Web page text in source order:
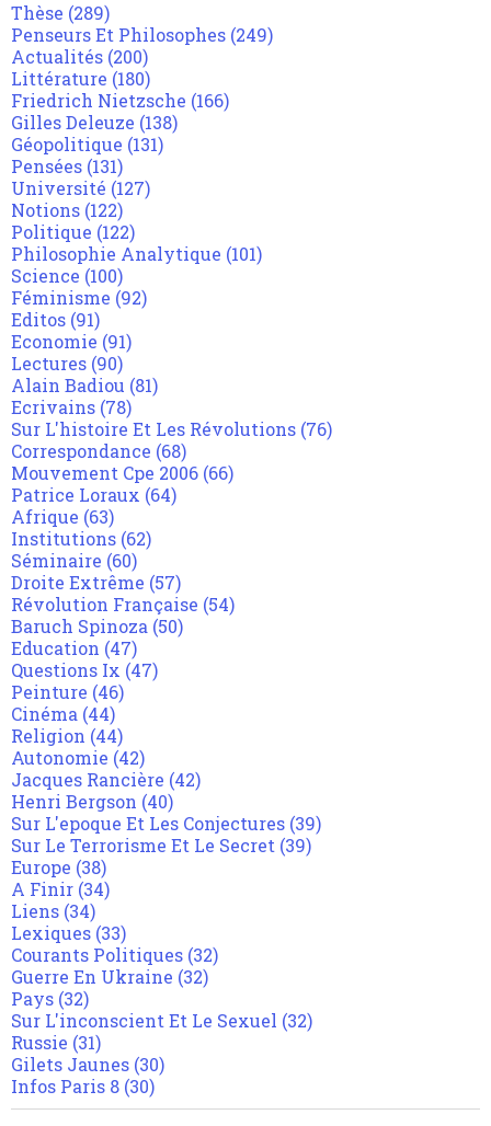
Thèse (289)
Penseurs Et Philosophes (249)
Actualités (200)
Littérature (180)
Friedrich Nietzsche (166)
Gilles Deleuze (138)
Géopolitique (131)
Pensées (131)
Université (127)
Notions (122)
Politique (122)
Philosophie Analytique (101)
Science (100)
Féminisme (92)
Editos (91)
Economie (91)
Lectures (90)
Alain Badiou (81)
Ecrivains (78)
Sur L'histoire Et Les Révolutions (76)
Correspondance (68)
Mouvement Cpe 2006 (66)
Patrice Loraux (64)
Afrique (63)
Institutions (62)
Séminaire (60)
Droite Extrême (57)
Révolution Française (54)
Baruch Spinoza (50)
Education (47)
Questions Ix (47)
Peinture (46)
Cinéma (44)
Religion (44)
Autonomie (42)
Jacques Rancière (42)
Henri Bergson (40)
Sur L'epoque Et Les Conjectures (39)
Sur Le Terrorisme Et Le Secret (39)
Europe (38)
A Finir (34)
Liens (34)
Lexiques (33)
Courants Politiques (32)
Guerre En Ukraine (32)
Pays (32)
Sur L'inconscient Et Le Sexuel (32)
Russie (31)
Gilets Jaunes (30)
Infos Paris 8 (30)